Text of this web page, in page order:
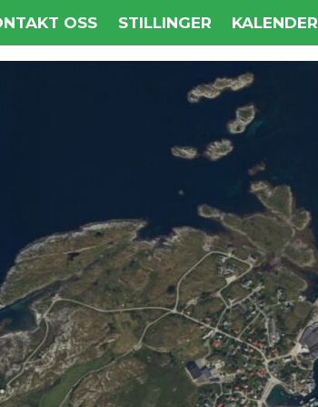
OSS STILLINGER KALENDER